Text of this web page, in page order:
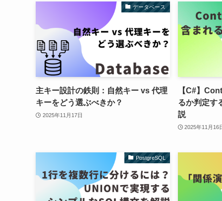
データベース
主キー設計の鉄則：自然キー vs 代理
キーをどう選ぶべきか？
2025年11月17日
【C#】
るか判定す
説
2025年11月16
PostgreSQL